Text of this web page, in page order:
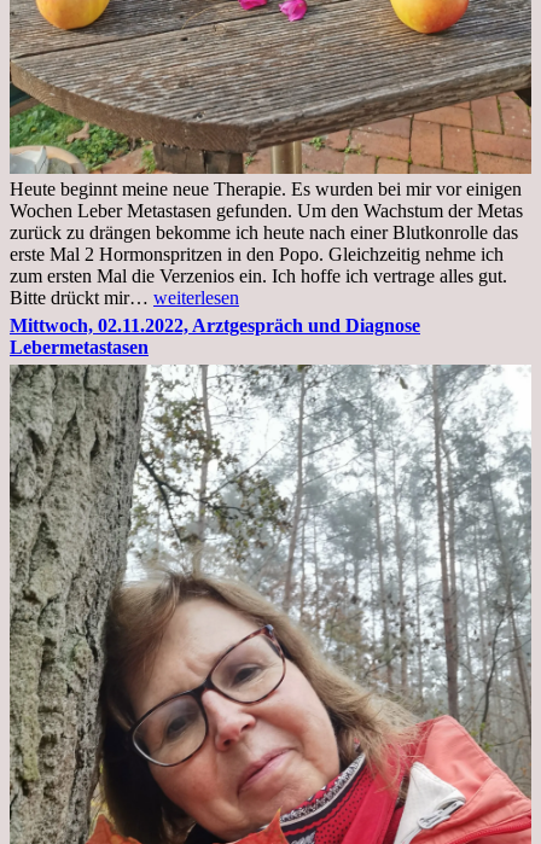
Heute beginnt meine neue Therapie. Es wurden bei mir vor einigen
Wochen Leber Metastasen gefunden. Um den Wachstum der Metas
zurück zu drängen bekomme ich heute nach einer Blutkonrolle das
erste Mal 2 Hormonspritzen in den Popo. Gleichzeitig nehme ich
zum ersten Mal die Verzenios ein. Ich hoffe ich vertrage alles gut.
Bitte drückt mir… Mittwoch,
09.11.2022
weiterlesen
Mittwoch, 02.11.2022, Arztgespräch und Diagnose
Lebermetastasen